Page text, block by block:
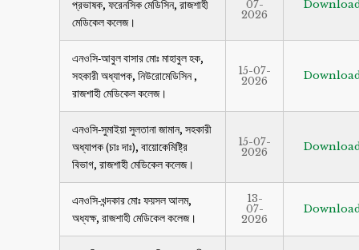
প্রভাষক, ফরেনসিক মেডিসিন, রাজশাহী
মেডিকেল কলেজ।
07-
2026
এনওসি-আবুল বাসার মোঃ মাহাবুল হক,
সহকারী অধ্যাপক, নিউরোমেডিসিন ,
রাজশাহী মেডিকেল কলেজ।
15-07-
2026
এনওসি-সুমাইয়া সুলতানা জামান, সহকারী
অধ্যাপক (চাঃ দাঃ), বায়োকেমিষ্ট্রি
বিভাগ, রাজশাহী মেডিকেল কলেজ।
15-07-
2026
এনওসি-খন্দকার মোঃ ফয়সল আলম,
অধ্যক্ষ, রাজশাহী মেডিকেল কলেজ।
13-
07-
2026